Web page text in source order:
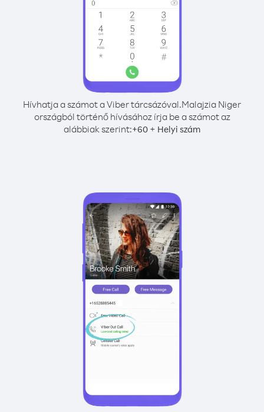
Hívhatja a számot a Viber tárcsázóval.Malajzia Niger
országból történő hívásához írja be a számot az
alábbiak szerint:+60 + Helyi szám